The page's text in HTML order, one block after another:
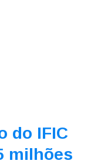
do IFIC
milhões